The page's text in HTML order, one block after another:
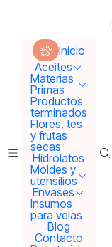
Inicio
Aceites
Materias
Primas
Productos
terminados
Flores, tes
y frutas
secas
Hidrolatos
Moldes y
utensilios
Envases
Insumos
para velas
Blog
Contacto
Inicio Hidrolatos y